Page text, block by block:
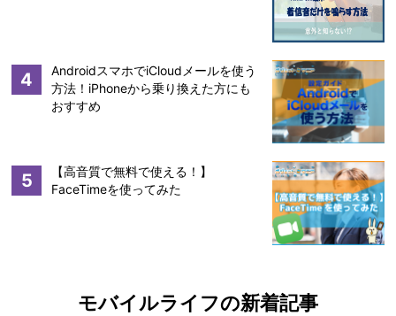
4
AndroidスマホでiCloudメールを使う
方法！iPhoneから乗り換えた方にも
おすすめ
5
【高音質で無料で使える！】
FaceTimeを使ってみた
モバイルライフの新着記事